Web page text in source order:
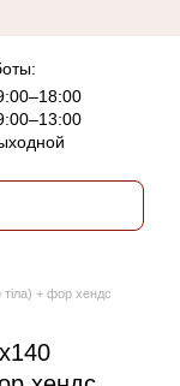
+ фор хендс